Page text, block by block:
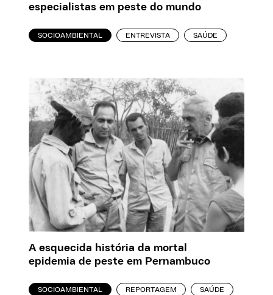
especialistas em peste do mundo
SOCIOAMBIENTAL ENTREVISTA SAÚDE
A esquecida história da mortal
epidemia de peste em Pernambuco
SOCIOAMBIENTAL REPORTAGEM SAÚDE